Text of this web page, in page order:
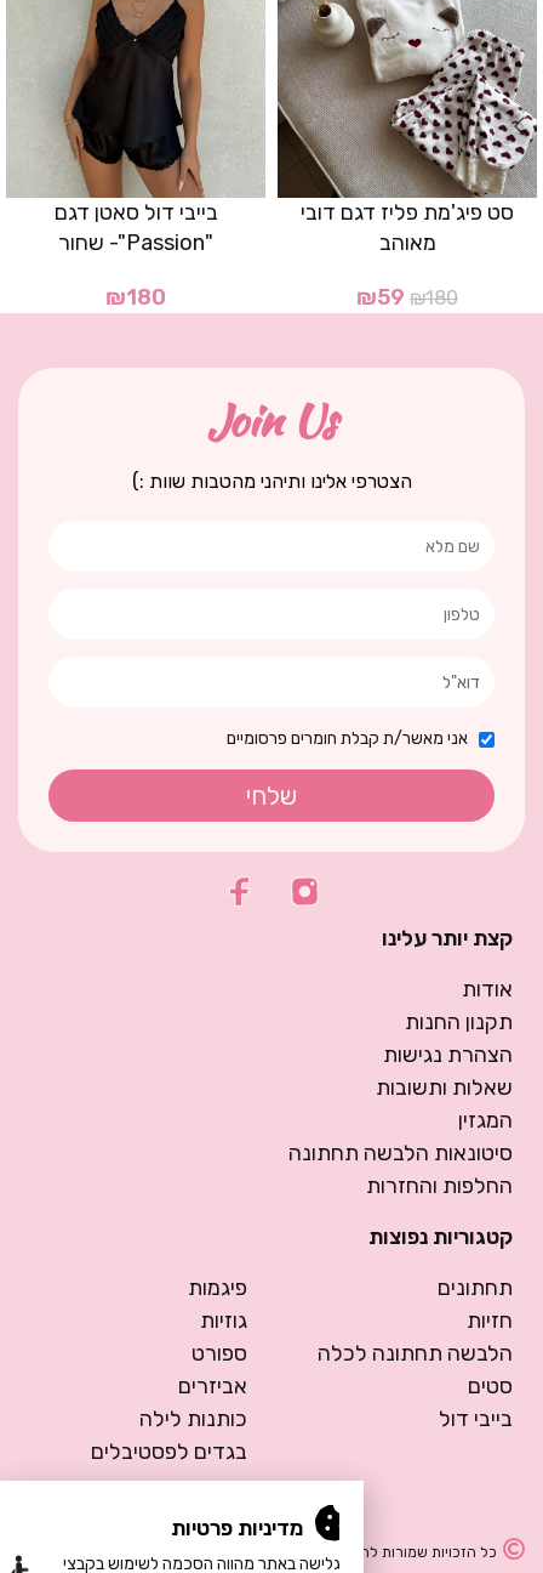
סט פיג'מת פליז דגם דובי
מאוהב
₪180
₪59
בייבי דול סאטן דגם
"Passion"- שחור
₪180
Join Us
הצטרפי אלינו ותיהני מהטבות שוות :)
אני מאשר/ת קבלת חומרים פרסומיים
שלחי
קצת יותר עלינו
אודות
תקנון החנות
הצהרת נגישות
שאלות ותשובות
המגזין
סיטונאות הלבשה תחתונה
החלפות והחזרות
קטגוריות נפוצות
תחתונים
חזיות
הלבשה תחתונה לכלה
סטים
בייבי דול
פיגמות
גוזיות
ספורט
אביזרים
כותנות לילה
בגדים לפסטיבלים
כל הזכויות שמורות להרמוסה – הלבשה תחתונה
מדיניות פרטיות
הגלישה באתר מהווה הסכמה לשימוש בקבצי